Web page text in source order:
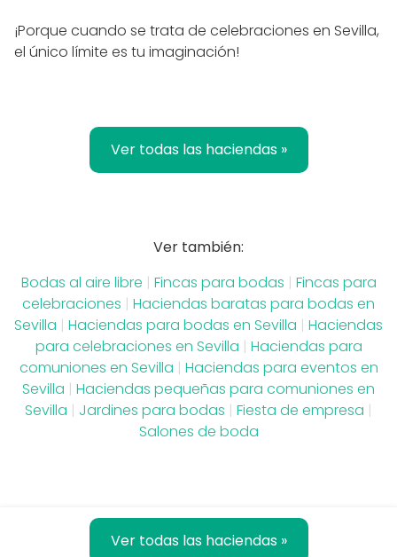
¡Porque cuando se trata de celebraciones en Sevilla,
el único límite es tu imaginación!
Ver todas las haciendas »
Ver también:
Bodas al aire libre | Fincas para bodas | Fincas para
celebraciones | Haciendas baratas para bodas en
Sevilla | Haciendas para bodas en Sevilla | Haciendas
para celebraciones en Sevilla | Haciendas para
comuniones en Sevilla | Haciendas para eventos en
Sevilla | Haciendas pequeñas para comuniones en
Sevilla | Jardines para bodas | Fiesta de empresa |
Salones de boda
Ver todas las haciendas »